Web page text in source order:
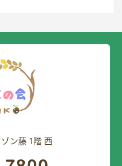
ン藤 1階 西